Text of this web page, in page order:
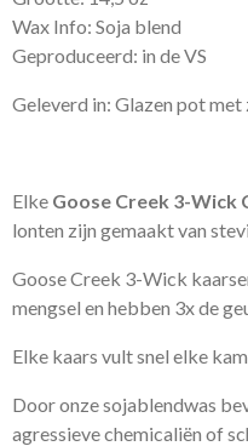
Wax Info: Soja blend
Geproduceerd: in de VS
Geleverd in: Glazen pot met
Elke Goose Creek 3-Wick
lonten zijn gemaakt van
Goose Creek 3-Wick
mengsel en hebben 3x de
Elke kaars vult snel elke
Door onze sojablendwas
agressieve chemicaliën of